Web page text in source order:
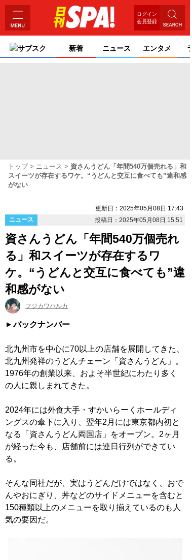
ログイン
会員登録
サブスク 新着 ニュース エンタメ
トップ ニュース
資さんうどん「年間540万個売れる」和
スイーツが存在するワケ。“うどんと交互に食べても”違和感
がない
更新日：2025年05月08日 17:43
ニュース
投稿日：2025年05月08日 15:51
資さんうどん「年間540万個売れ
る」和スイーツが存在するワ
ケ。“うどんと交互に食べても”違
和感がない
フジカワハルカ
バックナンバー
北九州市を中心に70以上の店舗を展開してきた、
北九州発祥のうどんチェーン「資さんうどん」。
1976年の創業以来、およそ半世紀にわたり多く
の人に親しまれてきた。
2024年には外食大手・すかいらーくホールディ
ングスの傘下に入り、翌年2月には東京都内初と
なる「資さんうどん両国店」をオープン。2ヶ月
が経った今も、店舗前には連日行列ができてい
る。
そんな同社だが、実はうどんだけではなく、おで
んやおにぎり、丼などのサイドメニューを含むと
150種類以上のメニューを取り揃えているのも人
気の要因だ。